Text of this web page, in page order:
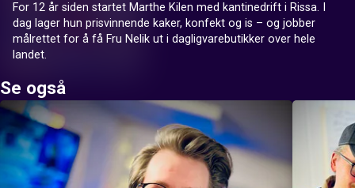
For 12 år siden startet Marthe Kilen med kantinedrift i Rissa. I
dag lager hun prisvinnende kaker, konfekt og is – og jobber
målrettet for å få Fru Nelik ut i dagligvarebutikker over hele
landet.
Se også